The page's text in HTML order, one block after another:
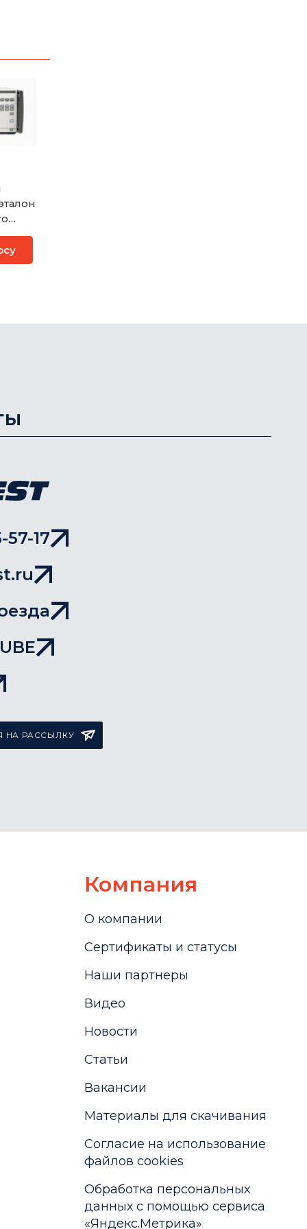
57-17
НА РАССЫЛКУ
Компания
О компании
Сертификаты и статусы
Наши партнеры
Видео
Новости
Статьи
Вакансии
Материалы для скачивания
Cогласие на использование
файлов cookies
Обработка персональных
данных с помощью сервиса
«Яндекс.Метрика»